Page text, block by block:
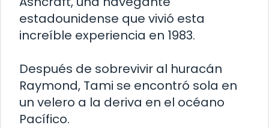
estadounidense que vivió esta
increíble experiencia en 1983.
Después de sobrevivir al huracán
Raymond, Tami se encontró sola en
un velero a la deriva en el océano
Pacífico.